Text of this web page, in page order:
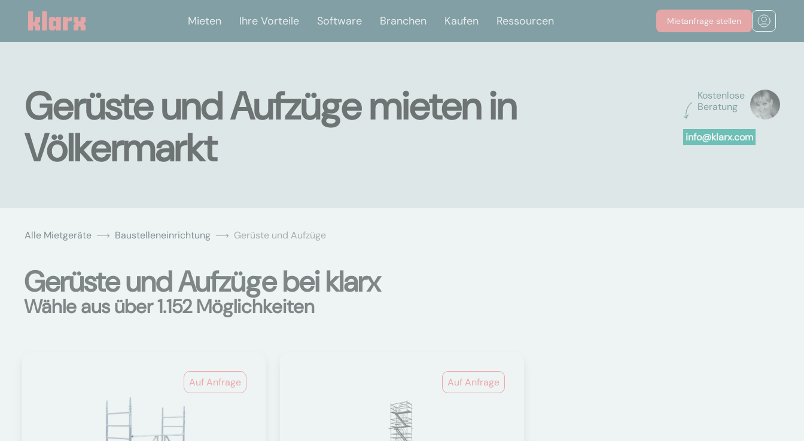
Mieten Ihre Vorteile Software Branchen Kaufen Ressourcen Mietanfrage stellen
Kostenlose
Beratung
info@klarx.com
Gerüste und Aufzüge mieten in
Völkermarkt
Alle Mietgeräte Baustelleneinrichtung Gerüste und Aufzüge
Gerüste und Aufzüge bei klarx
Wähle aus über 1.152 Möglichkeiten
Auf Anfrage Auf Anfrage